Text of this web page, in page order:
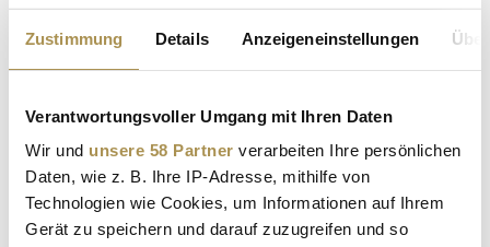
Zustimmung Details Anzeigeneinstellungen
Verantwortungsvoller Umgang mit Ihren Daten
Wir und unsere 58 Partner verarbeiten Ihre persönlichen
Daten, wie z. B. Ihre IP-Adresse, mithilfe von
Technologien wie Cookies, um Informationen auf Ihrem
Gerät zu speichern und darauf zuzugreifen und so